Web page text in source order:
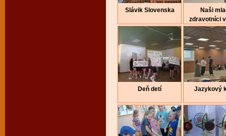
Slávik Slovenska
Naši
zdravotníci
Deň detí Jazykový